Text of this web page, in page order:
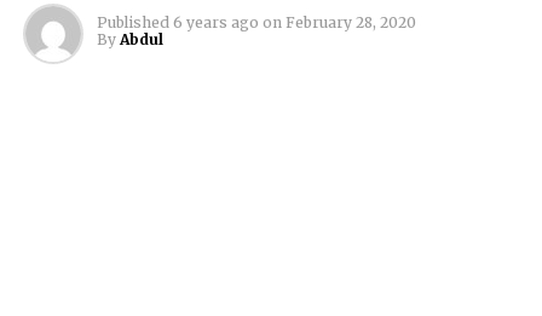
Published 6 years ago on February 28, 2020
By Abdul